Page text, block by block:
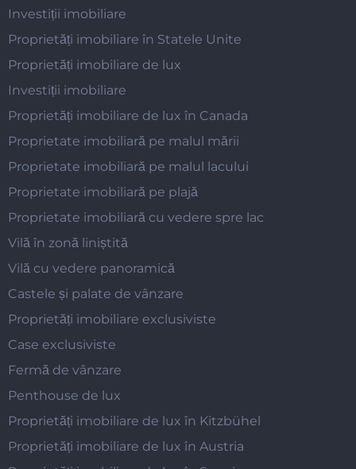
Investiții imobiliare
Proprietăți imobiliare în Statele Unite
Proprietăți imobiliare de lux
Investiții imobiliare
Proprietăți imobiliare de lux în Canada
Proprietate imobiliară pe malul mării
Proprietate imobiliară pe malul lacului
Proprietate imobiliară pe plajă
Proprietate imobiliară cu vedere spre lac
Vilă în zonă liniștită
Vilă cu vedere panoramică
Castele și palate de vânzare
Proprietăți imobiliare exclusiviste
Case exclusiviste
Fermă de vânzare
Penthouse de lux
Proprietăți imobiliare de lux în Kitzbühel
Proprietăți imobiliare de lux în Austria